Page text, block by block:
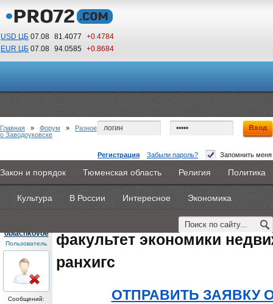
USD ЦБ 07.08 81.4077
+0.4784
EUR ЦБ 07.08 94.0585 +0.8684
03 36
По Гринвичу (GMT +5)
Регистрация Забыли пароль? Запомнить меня
Главная Новости Объявления КНИГИ ВестиNet
Каталоги 9PS Прочее
Закон и порядок Тюменская область Религия Политика
Культура В России Интересное Экономика
Главная » Форум » Разное
о Заводоуковске
факультет экономики недвижимости фэн
ранхигс
oblachkovoe
Пользователь
Сообщений:
факультет экономики
ранхигс
ОТПРАВИТЬ ЗАЯВКУ